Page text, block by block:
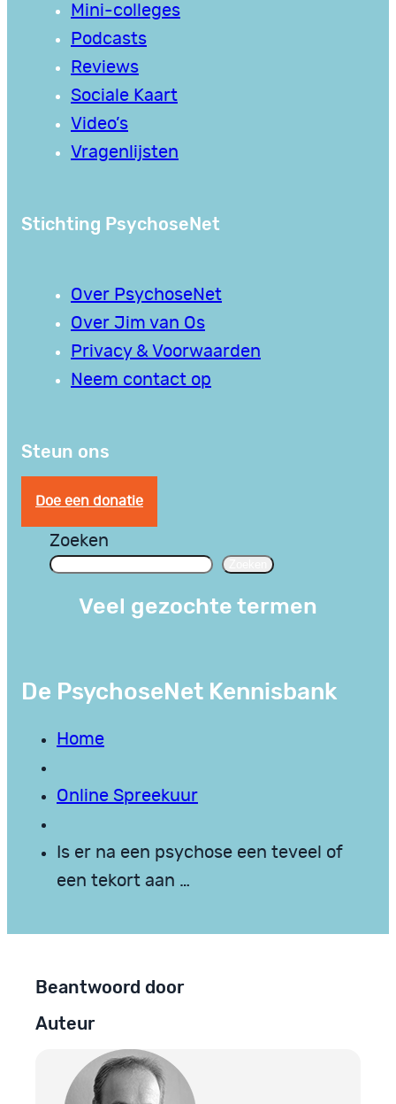
Mini-colleges
Podcasts
Reviews
Sociale Kaart
Video’s
Vragenlijsten
Stichting PsychoseNet
Over PsychoseNet
Over Jim van Os
Privacy & Voorwaarden
Neem contact op
Steun ons
Doe een donatie
Zoeken
Veel gezochte termen
De PsychoseNet Kennisbank
Home
Online Spreekuur
Is er na een psychose een teveel of
een tekort aan …
Beantwoord door
Auteur